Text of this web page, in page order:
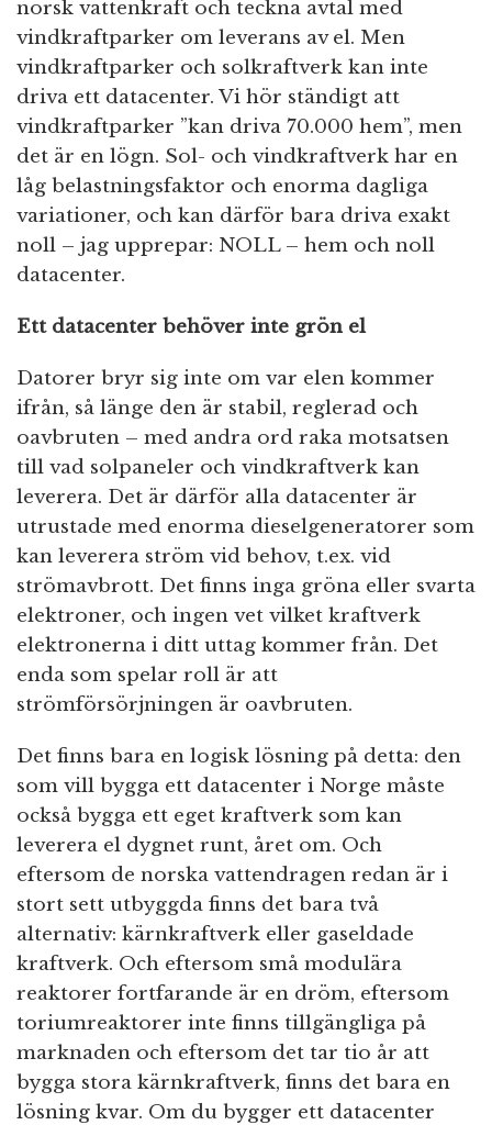
norsk vattenkraft och teckna avtal med
vindkraftparker om leverans av el. Men
vindkraftparker och solkraftverk kan inte
driva ett datacenter. Vi hör ständigt att
vindkraftparker ”kan driva 70.000 hem”, men
det är en lögn. Sol- och vindkraftverk har en
låg belastningsfaktor och enorma dagliga
variationer, och kan därför bara driva exakt
noll – jag upprepar: NOLL – hem och noll
datacenter.
Ett datacenter behöver inte grön el
Datorer bryr sig inte om var elen kommer
ifrån, så länge den är stabil, reglerad och
oavbruten – med andra ord raka motsatsen
till vad solpaneler och vindkraftverk kan
leverera. Det är därför alla datacenter är
utrustade med enorma dieselgeneratorer som
kan leverera ström vid behov, t.ex. vid
strömavbrott. Det finns inga gröna eller svarta
elektroner, och ingen vet vilket kraftverk
elektronerna i ditt uttag kommer från. Det
enda som spelar roll är att
strömförsörjningen är oavbruten.
Det finns bara en logisk lösning på detta: den
som vill bygga ett datacenter i Norge måste
också bygga ett eget kraftverk som kan
leverera el dygnet runt, året om. Och
eftersom de norska vattendragen redan är i
stort sett utbyggda finns det bara två
alternativ: kärnkraftverk eller gaseldade
kraftverk. Och eftersom små modulära
reaktorer fortfarande är en dröm, eftersom
toriumreaktorer inte finns tillgängliga på
marknaden och eftersom det tar tio år att
bygga stora kärnkraftverk, finns det bara en
lösning kvar. Om du bygger ett datacenter